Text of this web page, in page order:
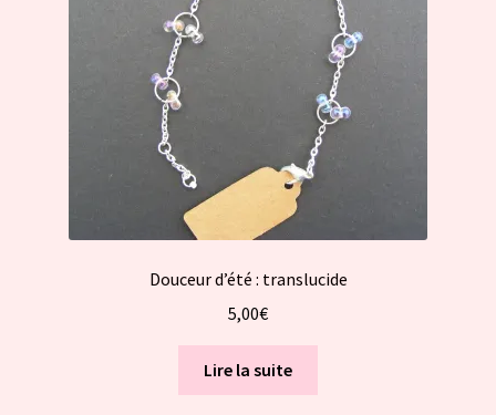
Douceur d’été : translucide
5,00€
Lire la suite